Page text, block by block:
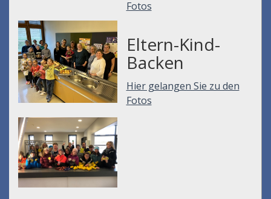
Fotos
Eltern-Kind-
Backen
Hier gelangen Sie zu den
Fotos